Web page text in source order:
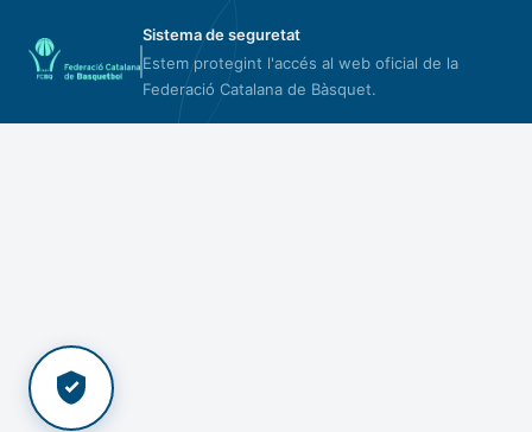
Sistema de seguretat
Estem protegint l'accés al web oficial de la
Federació Catalana de Bàsquet.